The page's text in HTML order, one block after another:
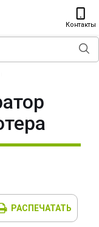
Контакты
РАСПЕЧАТАТЬ